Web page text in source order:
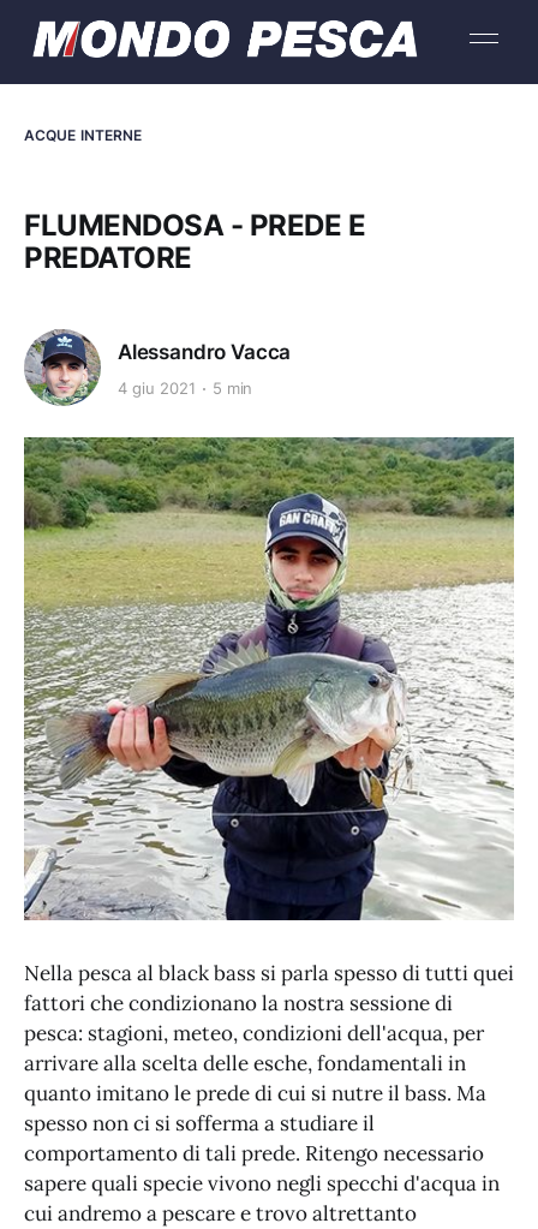
ACQUE INTERNE
FLUMENDOSA - PREDE E
PREDATORE
Alessandro Vacca
4 giu 2021 5 min
Nella pesca al black bass si parla spesso di tutti quei
fattori che condizionano la nostra sessione di
pesca: stagioni, meteo, condizioni dell'acqua, per
arrivare alla scelta delle esche, fondamentali in
quanto imitano le prede di cui si nutre il bass. Ma
spesso non ci si sofferma a studiare il
comportamento di tali prede. Ritengo necessario
sapere quali specie vivono negli specchi d'acqua in
cui andremo a pescare e trovo altrettanto